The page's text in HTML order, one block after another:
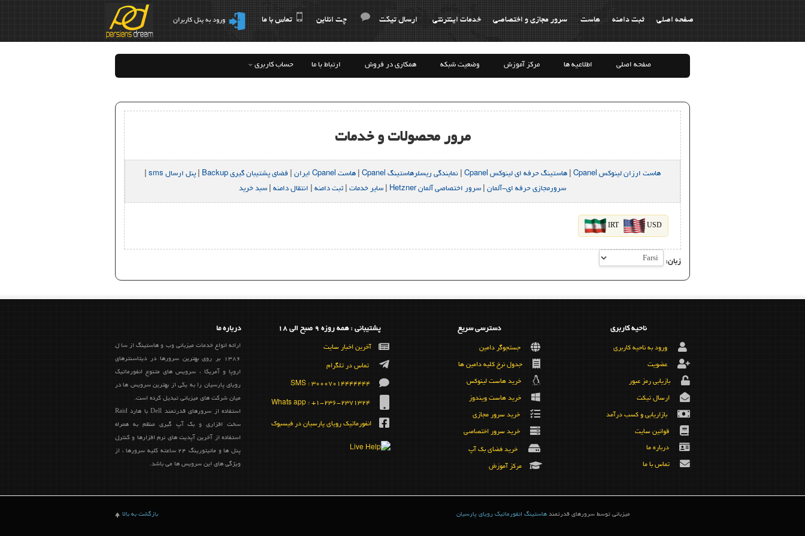
صفحه اصلی ثبت دامنه هاست سرور مجازی و اختصاصی خدمات اینترنتی ارسال تیکت چت انلاین تماس با ما ورود به پنل کاربران
صفحه اصلی اطلاعیه ها مرکز آموزش وضعیت شبکه همکاری در فروش ارتباط با ما حساب کاربری
مرور محصولات و خدمات
هاست ارزان لینوکس Cpanel هاستینگ حرفه ای لینوکس Cpanel نمایندگی ریسلرهاستینگ Cpanel هاست Cpanel ایران فضای پشتیبان گیری Backup پنل ارسال sms
سرورمجازی حرفه ای-آلمان
سرور اختصاصی آلمان Hetzner سایر خدمات |ثبت دامنه انتقال دامنه سبد خرید
IRT USD
زبان:
ناحیه کاربری
ورود به ناحیه کاربری
عضویت
بازیابی رمز عبور
ارسال تیکت
بازاریابی و کسب درآمد
قوانین سایت
درباره ما
تماس با ما
دسترسی سریع
جستجوگر دامین
جدول نرخ کلیه دامین ها
خرید هاست لینوکس
خرید هاست ویندوز
خرید سرور مجازی
خرید سرور اختصاصی
خرید فضای بک آپ
مرکز آموزش
پشتیبانی : همه روزه 9 صبح الی 18
آخرین اخبار سایت
تماس در تلگرام
SMS : 30007014444444
Whats app : +1-236-2371324
انفورماتیک رویای پارسیان در فیسبوک
درباره ما
ارائه انواع خدمات میزبانی وب و هاستینگ از سا ل
1386 بر روی بهترین سرورها در دیتاسنترهای
اروپا و آمریکا ، سرویس های متنوع انفورماتیک
رویای پارسیان را به یکی از بهترین سرویس ها در
میان شرکت های میزبانی تبدیل کرده است.
استفاده از سرورهای قدرتمند Dell با هارد Raid
سخت افزاری و بک آپ گیری منظم به همراه
استفاده از آخرین آپدیت های نرم افزارها و کنترل
پنل ها و مانیتورینگ 24 ساعته کلیه سرورها ، از
ویژگی های این سرویس ها می باشد.
بازگشت به بالا میزبانی توسط سرورهای قدرتمند هاستینگ انفورماتیک رویای پارسیان